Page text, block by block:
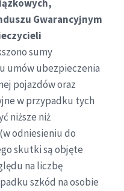
Gwarancyjnym
sumy
umów ubezpieczenia
pojazdów oraz
w przypadku tych
niższe niż
odniesieniu do
skutki są objęte
na liczbę
szkód na osobie